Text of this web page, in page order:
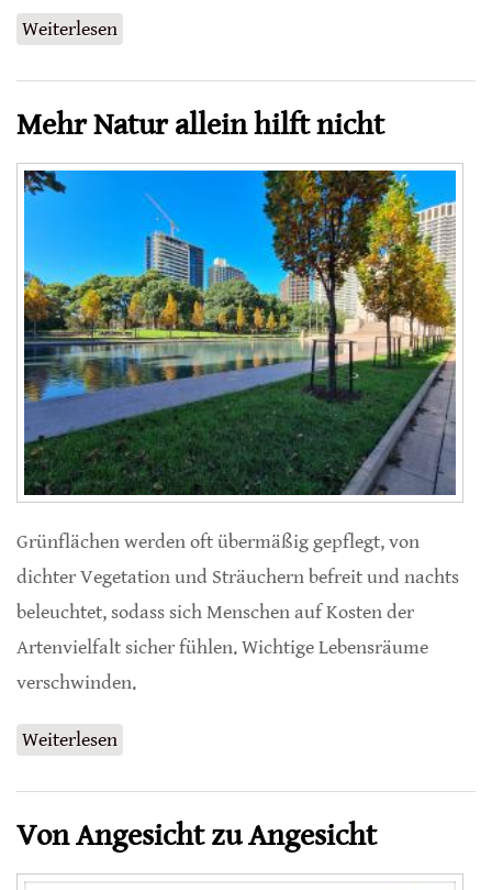
Weiterlesen
Mehr Natur allein hilft nicht
Grünflächen werden oft übermäßig gepflegt, von
dichter Vegetation und Sträuchern befreit und nachts
beleuchtet, sodass sich Menschen auf Kosten der
Artenvielfalt sicher fühlen. Wichtige Lebensräume
verschwinden.
Weiterlesen
Von Angesicht zu Angesicht